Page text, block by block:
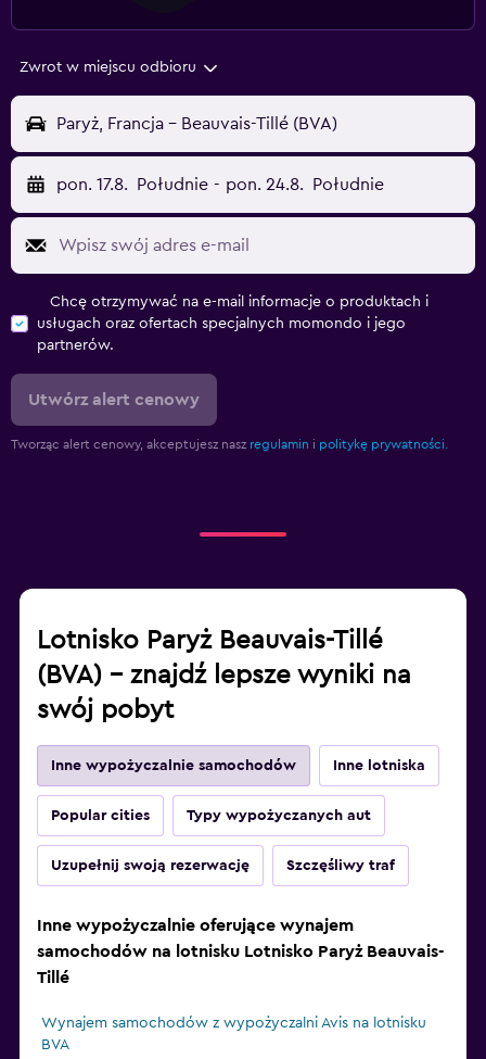
Zwrot w miejscu odbioru
Paryż, Francja - Beauvais-Tillé (BVA)
pon. 17.8. Południe - pon. 24.8. Południe
Chcę otrzymywać na e-mail informacje o produktach i
usługach oraz ofertach specjalnych momondo i jego
partnerów.
Utwórz alert cenowy
Tworząc alert cenowy, akceptujesz nasz regulamin i politykę prywatności.
Lotnisko Paryż Beauvais-Tillé
(BVA) – znajdź lepsze wyniki na
swój pobyt
Inne wypożyczalnie samochodów Inne lotniska
Popular cities Typy wypożyczanych aut
Uzupełnij swoją rezerwację Szczęśliwy traf
Inne wypożyczalnie oferujące wynajem
samochodów na lotnisku Lotnisko Paryż Beauvais-
Tillé
Wynajem samochodów z wypożyczalni Avis na lotnisku
BVA